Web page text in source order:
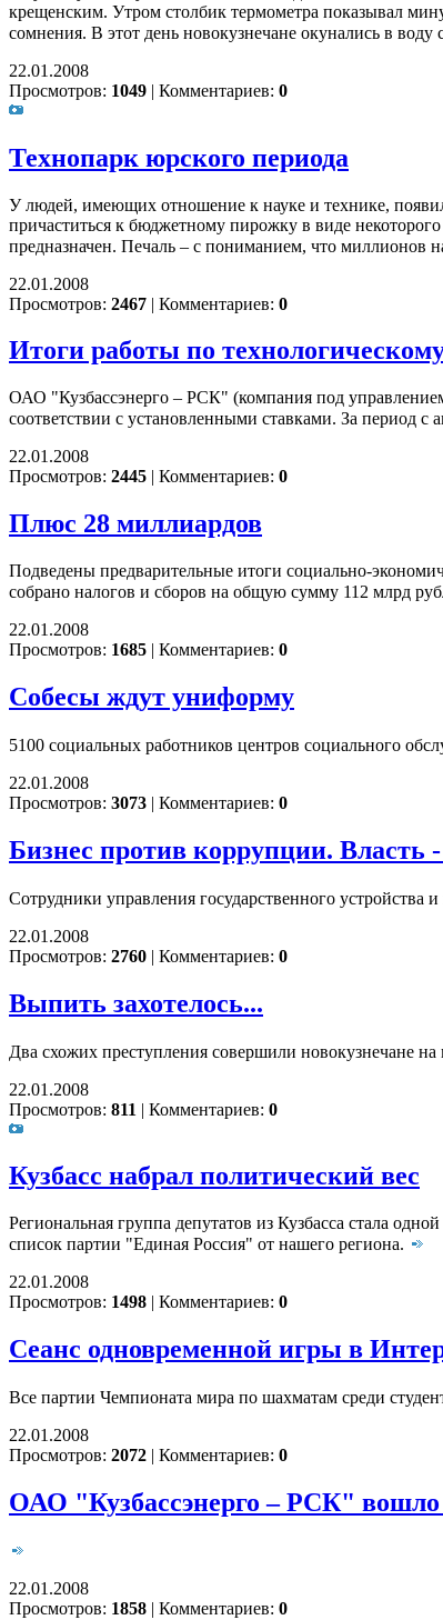
крещенским. Утром столбик термометра показывал
сомнения. В этот день новокузнечане окунались в
22.01.2008
Просмотров: 1049 | Комментариев: 0
Технопарк юрского периода
У людей, имеющих отношение к науке и технике,
причаститься к бюджетному пирожку в виде
предназначен. Печаль – с пониманием, что миллионов
22.01.2008
Просмотров: 2467 | Комментариев: 0
Итоги работы по
ОАО "Кузбассэнерго – РСК" (компания под
соответствии с установленными ставками. За период с
22.01.2008
Просмотров: 2445 | Комментариев: 0
Плюс 28 миллиардов
Подведены предварительные итоги социально-
собрано налогов и сборов на общую сумму 112 млрд
22.01.2008
Просмотров: 1685 | Комментариев: 0
Собесы ждут униформу
5100 социальных работников центров социального
22.01.2008
Просмотров: 3073 | Комментариев: 0
Бизнес против коррупции. Власть
Сотрудники управления государственного
22.01.2008
Просмотров: 2760 | Комментариев: 0
Выпить захотелось...
Два схожих преступления совершили новокузнечане
22.01.2008
Просмотров: 811 | Комментариев: 0
Кузбасс набрал политический вес
Региональная группа депутатов из Кузбасса стала
список партии "Единая Россия" от нашего региона.
22.01.2008
Просмотров: 1498 | Комментариев: 0
Сеанс одновременной игры в
Все партии Чемпионата мира по шахматам среди
22.01.2008
Просмотров: 2072 | Комментариев: 0
ОАО "Кузбассэнерго – РСК"
22.01.2008
Просмотров: 1858 | Комментариев: 0